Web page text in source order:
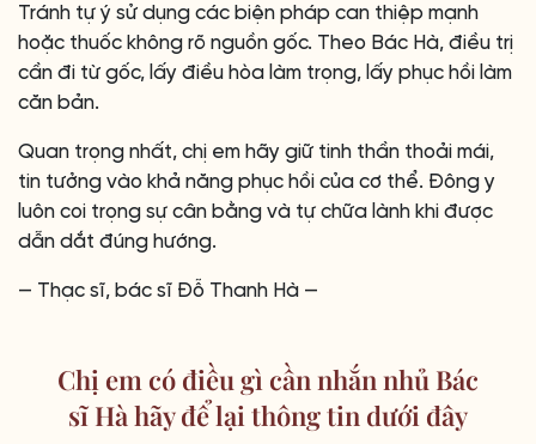
Tránh tự ý sử dụng các biện pháp can thiệp mạnh
hoặc thuốc không rõ nguồn gốc. Theo Bác Hà, điều trị
cần đi từ gốc, lấy điều hòa làm trọng, lấy phục hồi làm
căn bản.
Quan trọng nhất, chị em hãy giữ tinh thần thoải mái,
tin tưởng vào khả năng phục hồi của cơ thể. Đông y
luôn coi trọng sự cân bằng và tự chữa lành khi được
dẫn dắt đúng hướng.
— Thạc sĩ, bác sĩ Đỗ Thanh Hà —
Chị em có điều gì cần nhắn nhủ Bác
sĩ Hà hãy để lại thông tin dưới đây